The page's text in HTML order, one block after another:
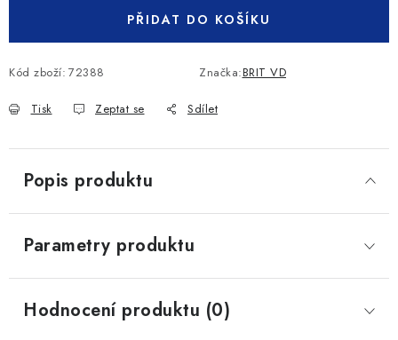
PŘIDAT DO KOŠÍKU
Kód zboží: 72388 Značka:BRIT VD
Tisk Zeptat se Sdílet
Popis produktu
Parametry produktu
Hodnocení produktu (0)